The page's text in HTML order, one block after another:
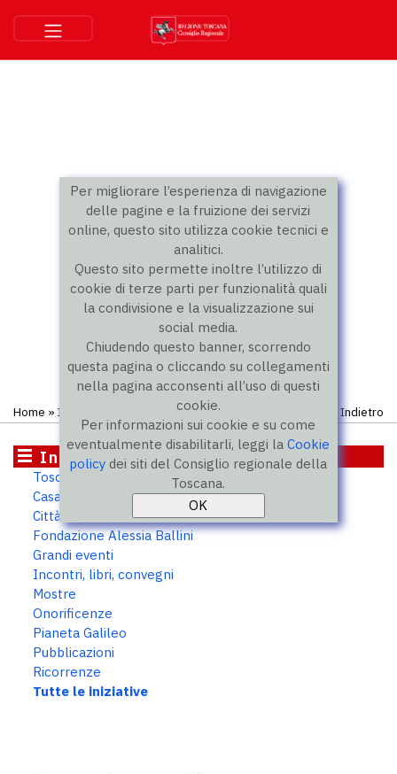
Per migliorare l’esperienza di navigazione
delle pagine e la fruizione dei servizi
online, questo sito utilizza cookie tecnici e
analitici.
Questo sito permette inoltre l’utilizzo di
cookie di terze parti per funzionalità quali
la condivisione e la visualizzazione sui
social media.
Chiudendo questo banner, scorrendo
questa pagina o cliccando su collegamenti
nella pagina acconsenti all’uso di questi
cookie.
Per informazioni sui cookie e su come
eventualmente disabilitarli, leggi laCookie
policy dei siti del Consiglio regionale della
Toscana.
Home » Iniziative Indietro
Iniziative
Toscana 2050
Casa Toscana. Outpost per PMI
Città murate
Fondazione Alessia Ballini
Grandi eventi
Incontri, libri, convegni
Mostre
Onorificenze
Pianeta Galileo
Pubblicazioni
Ricorrenze
Tutte le iniziative